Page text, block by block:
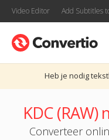
Video Editor Add Subtitles
Heb je nodig
KDC
Converteer